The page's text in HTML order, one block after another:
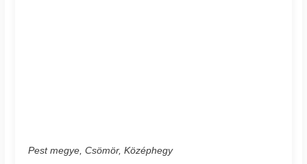
Pest megye, Csömör, Középhegy